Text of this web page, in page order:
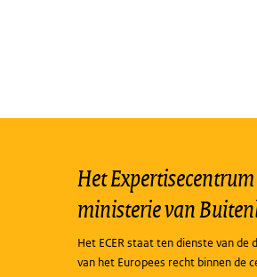
Het
ministerie van
Het ECER staat ten dienste van
van het Europees recht binnen de